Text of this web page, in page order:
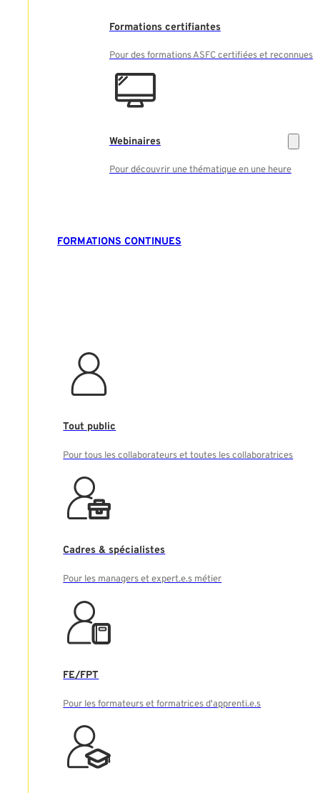
Formations certifiantes
Pour des formations ASFC certifiées et reconnues
Webinaires
Pour découvrir une thématique en une heure
FORMATIONS CONTINUES
Tout public
Pour tous les collaborateurs et toutes les collaboratrices
Cadres & spécialistes
Pour les managers et expert.e.s métier
FE/FPT
Pour les formateurs et formatrices d'apprenti.e.s